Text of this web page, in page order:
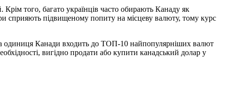
того, багато українців часто обирають Канаду як
сприяють підвищеному попиту на місцеву валюту, тому курс
одиниця Канади входить до ТОП-10 найпопулярніших валют
вигідно продати або купити канадський долар у